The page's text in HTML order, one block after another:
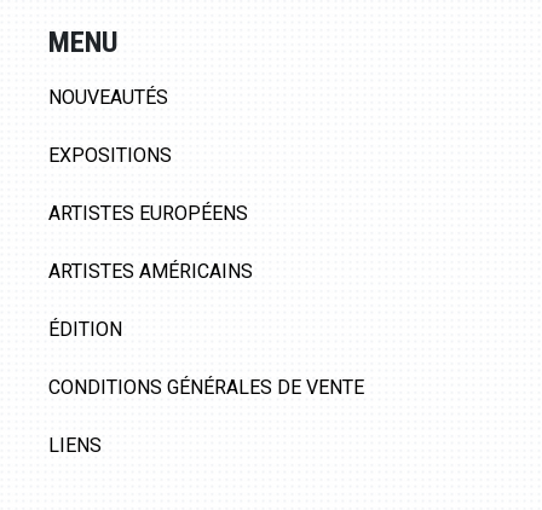
MENU
NOUVEAUTÉS
EXPOSITIONS
ARTISTES EUROPÉENS
ARTISTES AMÉRICAINS
ÉDITION
CONDITIONS GÉNÉRALES DE VENTE
LIENS